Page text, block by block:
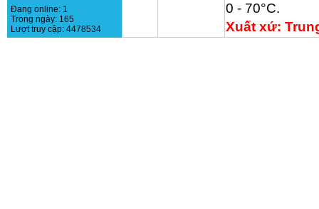
0 - 70°C.
Xuất xứ:
Đang online: 1
Trong ngày: 165
Lượt truy cập: 4478534